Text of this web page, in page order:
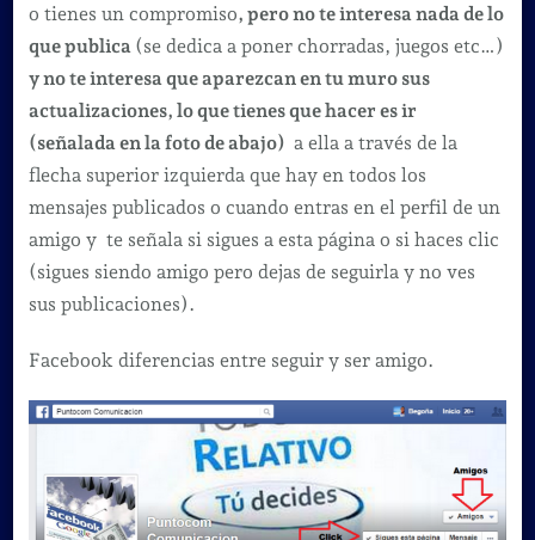
o tienes un compromiso, pero no te interesa nada de lo
que publica (se dedica a poner chorradas, juegos etc…)
y no te interesa que aparezcan en tu muro sus
actualizaciones, lo que tienes que hacer es ir
(señalada en la foto de abajo) a ella a través de la
flecha superior izquierda que hay en todos los
mensajes publicados o cuando entras en el perfil de un
amigo y te señala si sigues a esta página o si haces clic
(sigues siendo amigo pero dejas de seguirla y no ves
sus publicaciones).
Facebook diferencias entre seguir y ser amigo.